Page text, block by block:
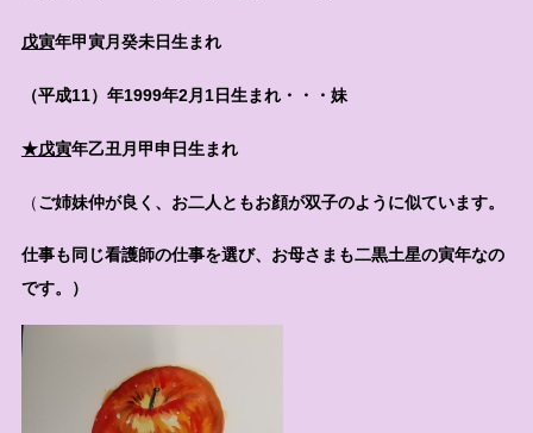
戊寅年甲寅月癸未日生まれ
（平成11）年1999年2月1日生まれ・・・妹
★戊寅年乙丑月甲申日生まれ
（ご姉妹仲が良く、お二人ともお顔が双子のように似ています。
仕事も同じ看護師の仕事を選び、お母さまも二黒土星の寅年なの
です。）